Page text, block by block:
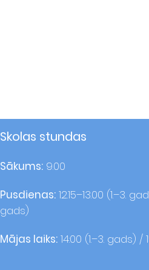
Skolas stundas
Sākums: 9.00
Pusdienas: 12.15–13.00 (1.–3.
gads)
Mājas laiks: 14:00 (1.–3. gads) /